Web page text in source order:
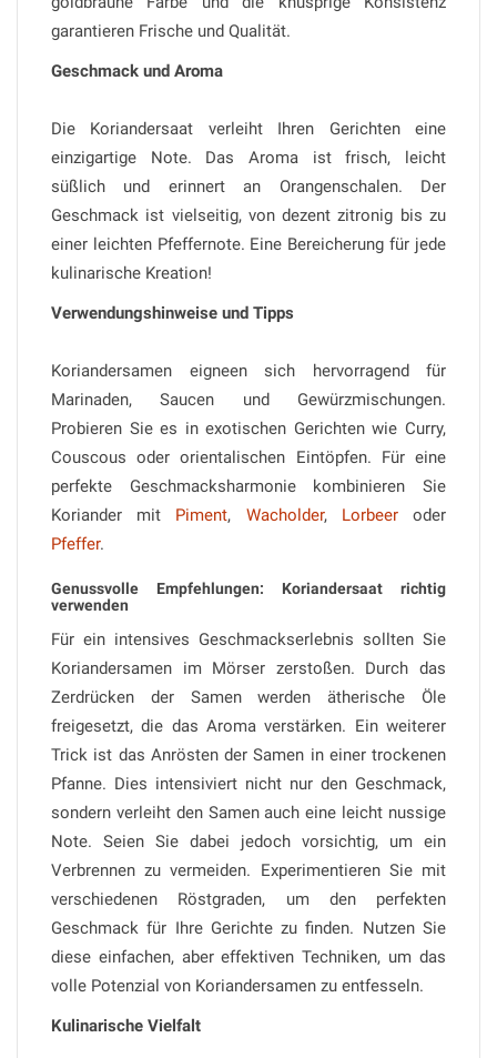
garantieren Frische und Qualität.
Geschmack und Aroma
Die Koriandersaat verleiht Ihren Gerichten eine
einzigartige Note. Das Aroma ist frisch, leicht
süßlich und erinnert an Orangenschalen. Der
Geschmack ist vielseitig, von dezent zitronig bis zu
einer leichten Pfeffernote. Eine Bereicherung für jede
kulinarische Kreation!
Verwendungshinweise und Tipps
Koriandersamen eigneen sich hervorragend für
Marinaden, Saucen und Gewürzmischungen.
Probieren Sie es in exotischen Gerichten wie Curry,
Couscous oder orientalischen Eintöpfen. Für eine
perfekte Geschmacksharmonie kombinieren Sie
Koriander mit Piment, Wacholder, Lorbeeroder
Pfeffer.
Genussvolle Empfehlungen: Koriandersaat richtig
verwenden
Für ein intensives Geschmackserlebnis sollten Sie
Koriandersamen im Mörser zerstoßen. Durch das
Zerdrücken der Samen werden ätherische Öle
freigesetzt, die das Aroma verstärken. Ein weiterer
Trick ist das Anrösten der Samen in einer trockenen
Pfanne. Dies intensiviert nicht nur den Geschmack,
sondern verleiht den Samen auch eine leicht nussige
Note. Seien Sie dabei jedoch vorsichtig, um ein
Verbrennen zu vermeiden. Experimentieren Sie mit
verschiedenen Röstgraden, um den perfekten
Geschmack für Ihre Gerichte zu finden. Nutzen Sie
diese einfachen, aber effektiven Techniken, um das
volle Potenzial von Koriandersamen zu entfesseln.
Kulinarische Vielfalt